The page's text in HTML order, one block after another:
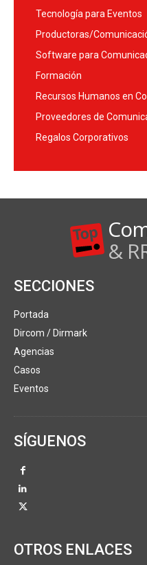
Tecnología para Eventos
Productoras/
Software para
Formación
Recursos Humanos en
Proveedores de
Regalos Corporativos
&
SECCIONES
Portada
Dircom / Dirmark
Agencias
Casos
Eventos
SÍGUENOS
OTROS ENLACES